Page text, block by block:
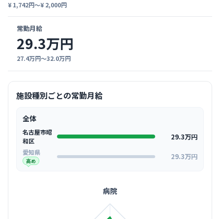
¥ 1,742円〜¥ 2,000円
常勤月給
29.3万円
27.4万円〜32.0万円
施設種別ごとの常勤月給
全体
名古屋市昭
和区
29.3万円
愛知県
高め 29.3万円
病院